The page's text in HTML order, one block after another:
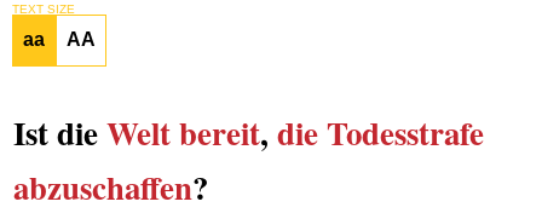
TEXT SIZE
aa AA
Ist dieWeltbereit, die Todesstrafe
abzuschaffen?